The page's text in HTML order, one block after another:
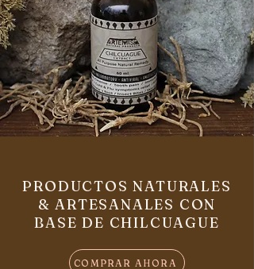
PRODUCTOS NATURALES
& ARTESANALES CON
BASE DE CHILCUAGUE
COMPRAR AHORA